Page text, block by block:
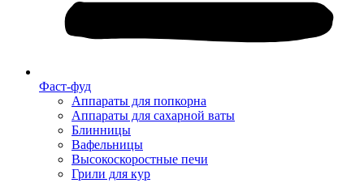
Фаст-фуд
Аппараты для попкорна
Аппараты для сахарной ваты
Блинницы
Вафельницы
Высокоскоростные печи
Грили для кур